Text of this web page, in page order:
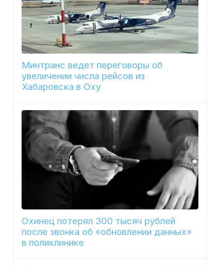
Минтранс ведет переговоры об
увеличении числа рейсов из
Хабаровска в Оху
Охинец потерял 300 тысяч рублей
после звонка об «обновлении данных»
в поликлинике